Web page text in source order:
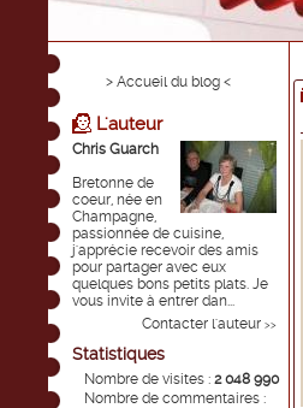
> Accueil du blog <
L'auteur
Chris Guarch
Bretonne de
coeur, née en
Champagne,
passionnée de cuisine,
j'apprécie recevoir des amis
pour partager avec eux
quelques bons petits plats. Je
vous invite à entrer dan...
Contacter l'auteur >>
Statistiques
Nombre de visites : 2 048 990
Nombre de commentaires :